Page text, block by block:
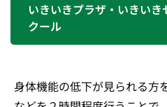
いきいきプラザ・いきい
クール
身体機能の低下が見られる方